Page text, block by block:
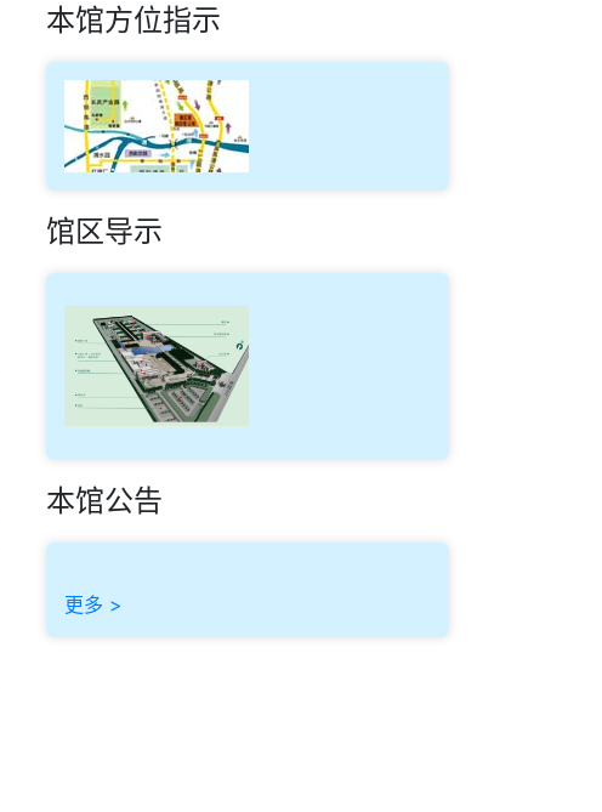
本馆方位指示
馆区导示
本馆公告
更多 >